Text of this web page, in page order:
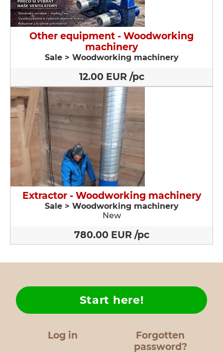
Other equipment - Woodworking
machinery
Sale > Woodworking machinery
12.00 EUR /pc
Extractor - Woodworking machinery
Sale > Woodworking machinery
New
780.00 EUR /pc
Log in
Forgotten
password?
Start here!